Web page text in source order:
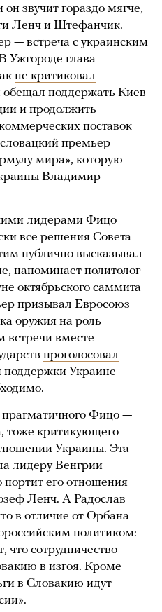
звучит гораздо мягче,
Ленч и Штефанчик.
— встреча с украинским
глава
не критиковал
обещал поддержать Киев
и продолжить
поставок
премьер
мира», которую
Владимир
лидерами Фицо
все решения Совета
публично высказывал
напоминает политолог
октябрьского саммита
призывал Евросоюз
оружия на роль
встречи вместе
проголосовал
поддержки Украине
Фицо —
тоже критикующего
Украины. Эта
лидеру Венгрии
портит его отношения
Ленч. А Радослав
в отличие от Орбана
политиком:
что сотрудничество
в изгоя. Кроме
в Словакию идут